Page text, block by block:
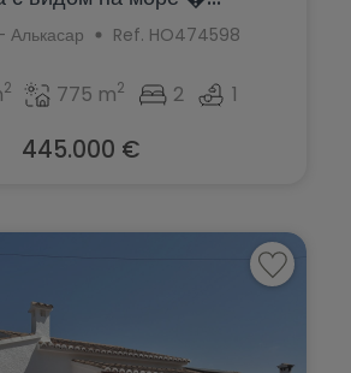
Ref. HO474598
2 775 m2 2 1
445.000 €